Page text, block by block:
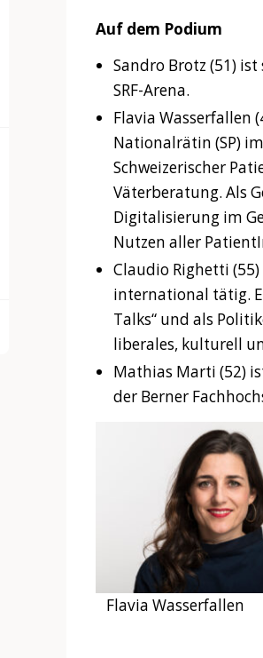
Auf dem Podium
Sandro Brotz (51)
SRF-Arena.
Flavia Wasserfallen
Nationalrätin (SP)
Schweizerischer
Väterberatung. Als
Digitalisierung im
Nutzen aller
Claudio Righetti
international tätig.
Talks“ und als
liberales, kulturell
Mathias Marti (52)
der Berner
Flavia Wasserfallen